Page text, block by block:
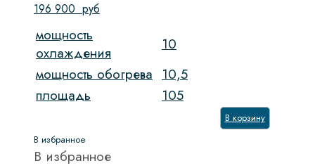
196 900 руб
мощность
охлаждения
10
мощность обогрева 10,5
площадь
105
В корзину
В избранное
В избранное